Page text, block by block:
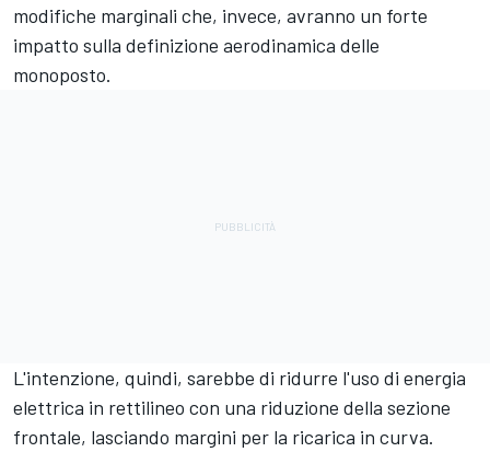
modifiche marginali che, invece, avranno un forte
impatto sulla definizione aerodinamica delle
monoposto.
L'intenzione, quindi, sarebbe di ridurre l'uso di energia
elettrica in rettilineo con una riduzione della sezione
frontale, lasciando margini per la ricarica in curva.